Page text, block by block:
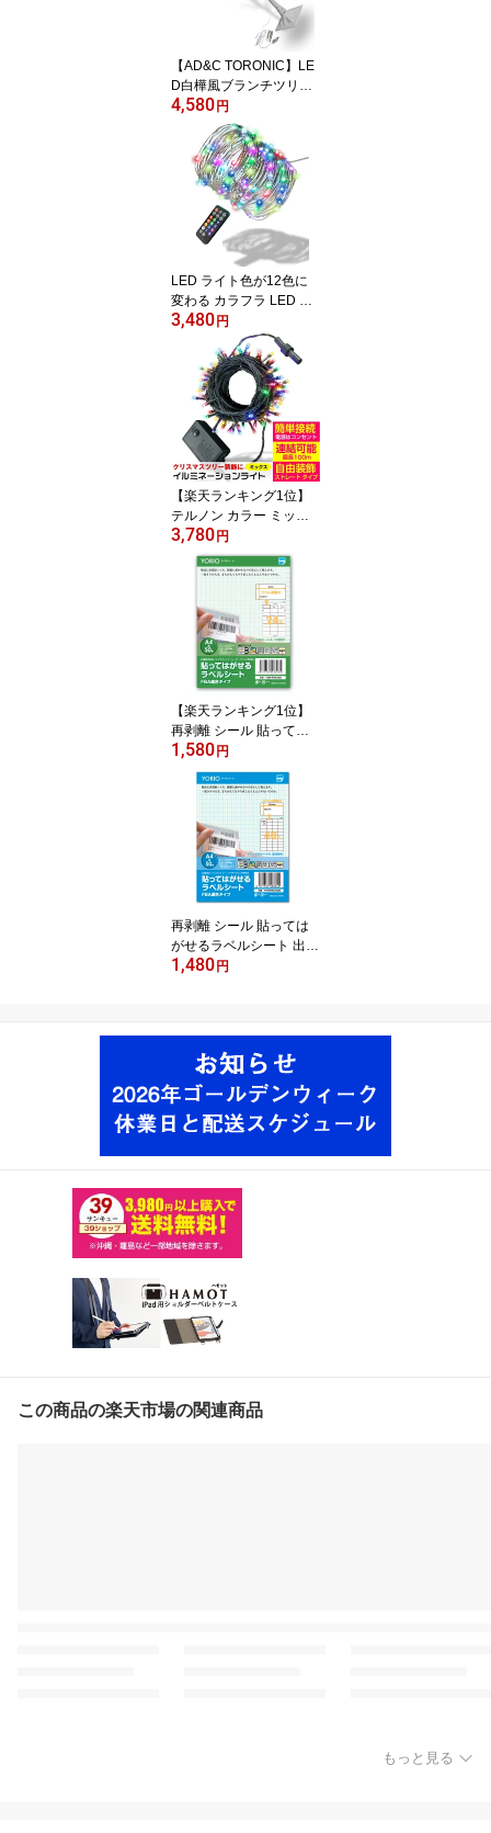
幡ヶ谷カバン iPad mini7
mini6 用 送料・税込（沖
縄及び一部離島別料金）
【AD&C TORONIC】LE
D白樺風ブランチツリー
ライト 全長90cm 60LED
ライトカラー：シャンパ
ンゴールド【送料・消費
税込】 当日配送対応
4,580 円
LED ライト色が12色に
変わる カラフラ LED イ
ルミネーション 電飾 ラ
イト10m 100球 極細スト
レート USB給電式 リモ
コン 付属 電飾 クリスマ
ス ハロウィン パーティ
イベント 装飾 ツリー デ
コレーション 税込 送料
込【当日配送対応】 ASH
-TR100-COL
3,480 円
【楽天ランキング1位】
テルノン カラー ミック
ス LED イルミネーショ
ン ライト 10m 100球 ス
トレート タイプ メモリ
ー 機能 コントローラ 付
属 10連結可 クリスマス
ツリー パーティ イベン
ト 装飾 デコレーション
全12色 税込 送料込【当
日配送対応】 ASH-TR10
0L-MIX
3,780 円
【楽天ランキング1位】
再剥離 シール 貼っては
がせるラベルシート 出品
者向けFBA適合サイズタ
イプ 50シート入 ホワイ
ト A4 24面 66x33.9mm
『YORIOラベル』日本製
【消費税込・ネコポス送
料込】【532P19Apr16】
1,580 円
再剥離 シール 貼っては
がせるラベルシート 出品
者向けFBA適合サイズタ
ネコポス送料込】！
1,480 円
この商品の楽天市場の関連商品
もっと見る